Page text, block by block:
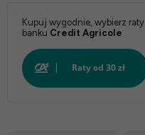
Kupuj wygodnie, wybierz raty
banku Credit Agricole